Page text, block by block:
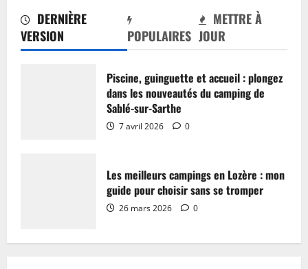
DERNIÈRE
VERSION
POPULAIRES
METTRE À
JOUR
Piscine, guinguette et accueil : plongez
dans les nouveautés du camping de
Sablé-sur-Sarthe
7 avril 2026 0
Les meilleurs campings en Lozère : mon
guide pour choisir sans se tromper
26 mars 2026 0